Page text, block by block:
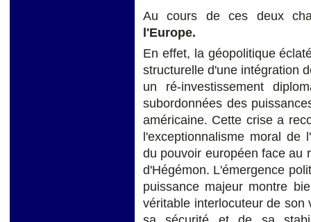
Au cours de ces deux
l'Europe.
En effet, la géopolitique
structurelle d'une intégration
un ré-investissement
subordonnées des
américaine. Cette crise a
l'exceptionnalisme moral de
du pouvoir européen face au
d'Hégémon. L'émergence
puissance majeur montre
véritable interlocuteur de